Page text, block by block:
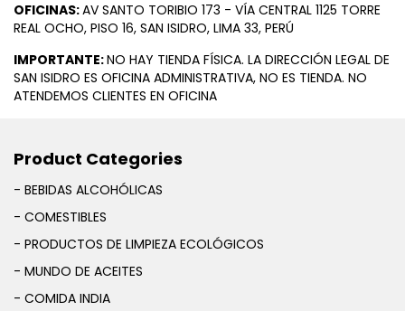
OFICINAS:AV SANTO TORIBIO 173 - VÍA CENTRAL 1125 TORRE
REAL OCHO, PISO 16, SAN ISIDRO, LIMA 33, PERÚ
IMPORTANTE:NO HAY TIENDA FÍSICA. LA DIRECCIÓN LEGAL DE
SAN ISIDRO ES OFICINA ADMINISTRATIVA, NO ES TIENDA. NO
ATENDEMOS CLIENTES EN OFICINA
Product Categories
- BEBIDAS ALCOHÓLICAS
- COMESTIBLES
- PRODUCTOS DE LIMPIEZA ECOLÓGICOS
- MUNDO DE ACEITES
- COMIDA INDIA